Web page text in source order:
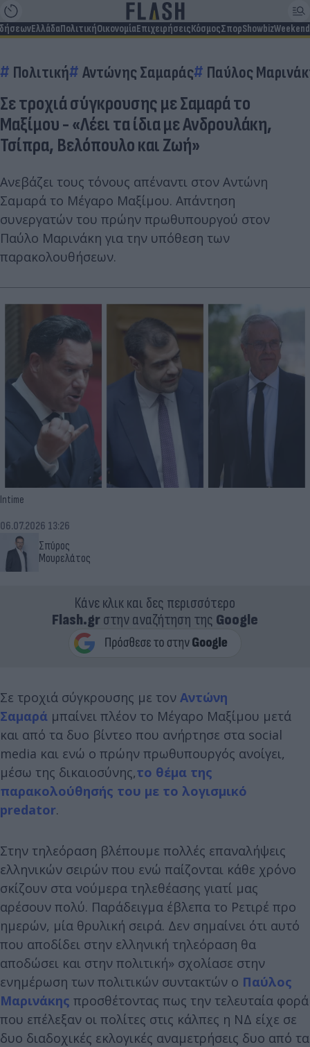
ΕλλάδαΠολιτικήΟικονομίαΕπιχειρήσειςΚόσμοςΣπορShowbizWeekend
Πολιτική Αντώνης Σαμαράς Παύλος
Σε τροχιά σύγκρουσης με Σαμαρά το
Μαξίμου - «Λέει τα ίδια με Ανδρουλάκη,
Τσίπρα, Βελόπουλο και Ζωή»
Ανεβάζει τους τόνους απέναντι στον Αντώνη
Σαμαρά το Μέγαρο Μαξίμου. Απάντηση
συνεργατών του πρώην πρωθυπουργού στον
Παύλο Μαρινάκη για την υπόθεση των
παρακολουθήσεων.
Intime
Σπύρος
Μουρελάτος
06.07.2026 13:26
Κάνε κλικ και δες περισσότερο
Flash.grστην αναζήτηση της Google
Σε τροχιά σύγκρουσης με τον Αντώνη
Σαμαρά μπαίνει πλέον το Μέγαρο Μαξίμου μετά
και από τα δυο βίντεο που ανήρτησε στα social
media και ενώ ο πρώην πρωθυπουργός ανοίγει,
μέσω της δικαιοσύνης,το θέμα της
παρακολούθησής του με το λογισμικό
predator.
Στην τηλεόραση βλέπουμε πολλές επαναλήψεις
ελληνικών σειρών που ενώ παίζονται κάθε χρόνο
σκίζουν στα νούμερα τηλεθέασης γιατί μας
αρέσουν πολύ. Παράδειγμα έβλεπα το Ρετιρέ προ
ημερών, μία θρυλική σειρά. Δεν σημαίνει ότι αυτό
που αποδίδει στην ελληνική τηλεόραση θα
αποδώσει και στην πολιτική» σχολίασε στην
ενημέρωση των πολιτικών συντακτών ο Παύλος
Μαρινάκης προσθέτοντας πως την τελευταία φορά
που επέλεξαν οι πολίτες στις κάλπες η ΝΔ είχε σε
δυο διαδοχικές εκλογικές αναμετρήσεις δυο από τα